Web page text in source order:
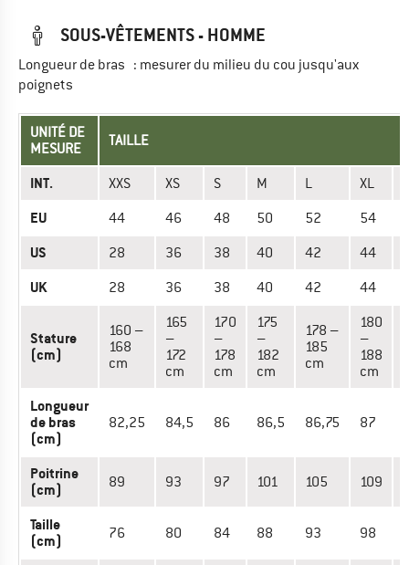
SOUS-VÊTEMENTS - HOMME
Longueur de bras : mesurer du milieu du cou jusqu'aux
poignets
UNITÉ DE
MESURE
TAILLE
INT. XXS XS S M L XL
EU 44 46 48 50 52 54
US 28 36 38 40 42 44
UK 28 36 38 40 42 44
Stature
(cm)
160 –
168
cm
165
–
172
cm
170
–
178
cm
175
–
182
cm
178 –
185
cm
180
–
188
cm
Longueur
de bras
(cm)
82,25 84,5 86 86,5 86,75 87
Poitrine
(cm)
89 93 97 101 105 109
Taille
(cm)
76 80 84 88 93 98